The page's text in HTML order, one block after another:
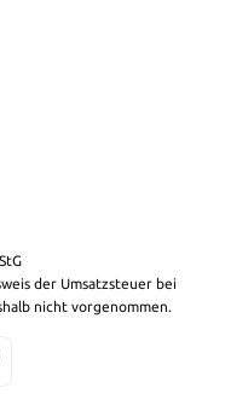
der Umsatzsteuer bei
nicht vorgenommen.